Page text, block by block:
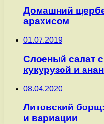
Домашний
арахисом
01.07.2019
Слоеный салат
кукурузой и
08.04.2020
Литовский
и вариации